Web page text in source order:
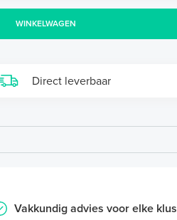
WINKELWAGEN
Direct leverbaar
Vakkundig advies voor elke klus